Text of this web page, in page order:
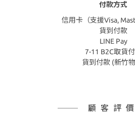
付款方式
信用卡（支援Visa,
貨到付款
LINE Pay
7-11 B2C取貨
貨到付款 (新竹
顧客評價